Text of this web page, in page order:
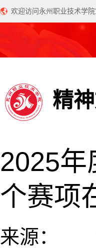
欢迎访问永州职业技术学
精
2025年
个赛项
来源：